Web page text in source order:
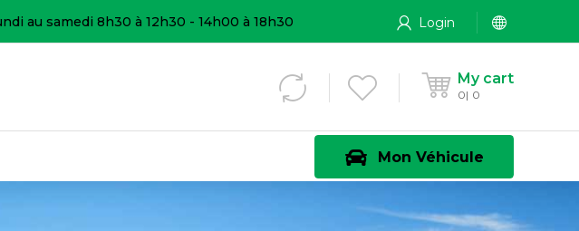
au samedi 8h30 à 12h30 - 14h00 à 18h30 Login
My cart
0 0
Mon Véhicule